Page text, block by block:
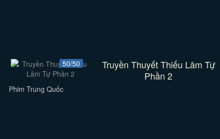
50/50
Truyền Thuyết Thiếu Lâm Tự
Phần 2
Phim Trung Quốc